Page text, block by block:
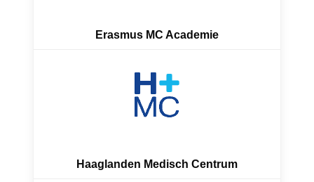
Erasmus MC Academie
Haaglanden Medisch Centrum